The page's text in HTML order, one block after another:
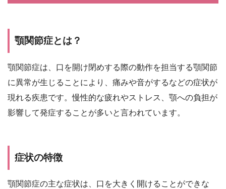
顎関節症とは？
顎関節症は、口を開け閉めする際の動作を担当する顎関節
に異常が生じることにより、痛みや音がするなどの症状が
現れる疾患です。慢性的な疲れやストレス、顎への負担が
影響して発症することが多いと言われています。
症状の特徴
顎関節症の主な症状は、口を大きく開けることができな